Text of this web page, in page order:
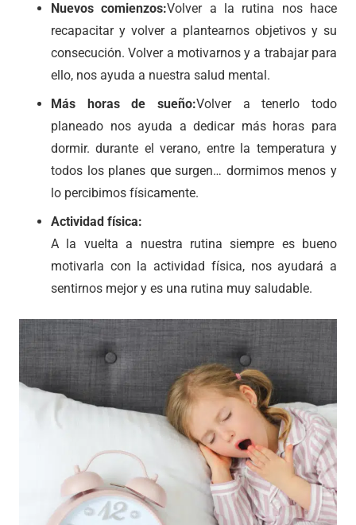
Nuevos comienzos:Volver a la rutina nos hace
recapacitar y volver a plantearnos objetivos y su
consecución. Volver a motivarnos y a trabajar para
ello, nos ayuda a nuestra salud mental.
Más horas de sueño:Volver a tenerlo todo
planeado nos ayuda a dedicar más horas para
dormir. durante el verano, entre la temperatura y
todos los planes que surgen… dormimos menos y
lo percibimos físicamente.
Actividad física:
A la vuelta a nuestra rutina siempre es bueno
motivarla con la actividad física, nos ayudará a
sentirnos mejor y es una rutina muy saludable.